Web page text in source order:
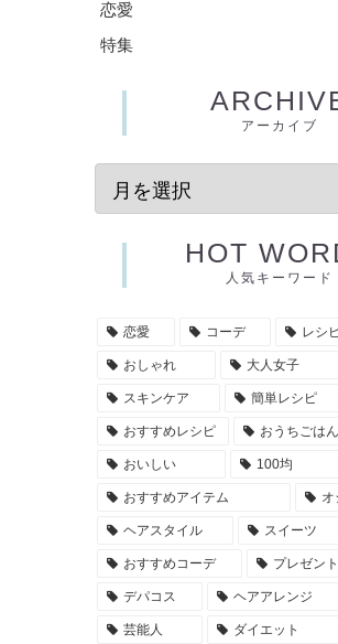
恋愛
特集
アーカイブ
HOT
人気キーワード
恋愛 コーデ レシ
おしゃれ 大人女子
スキンケア 簡単レシピ
おすすめレシピ おうちごはん
おいしい 100均
おすすめアイテム オ
ヘアスタイル スイーツ
おすすめコーデ プレゼント
デパコス ヘアアレンジ
芸能人 ダイエット